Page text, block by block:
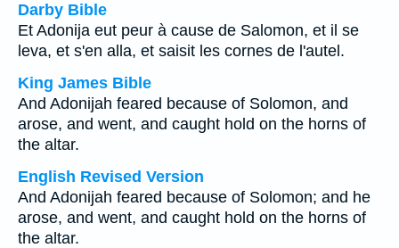
Darby Bible
Et Adonija eut peur à cause de Salomon, et il se
leva, et s'en alla, et saisit les cornes de l'autel.
King James Bible
And Adonijah feared because of Solomon, and
arose, and went, and caught hold on the horns of
the altar.
English Revised Version
And Adonijah feared because of Solomon; and he
arose, and went, and caught hold on the horns of
the altar.